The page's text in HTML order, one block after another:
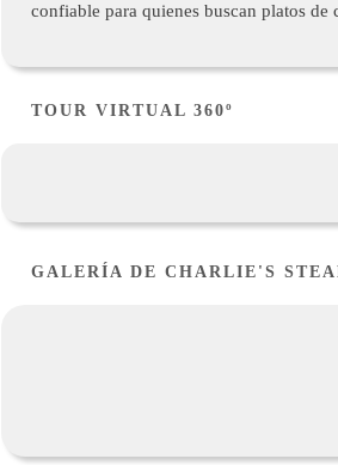
confiable para quienes buscan platos
TOUR VIRTUAL 360º
GALERÍA DE CHARLIE'S